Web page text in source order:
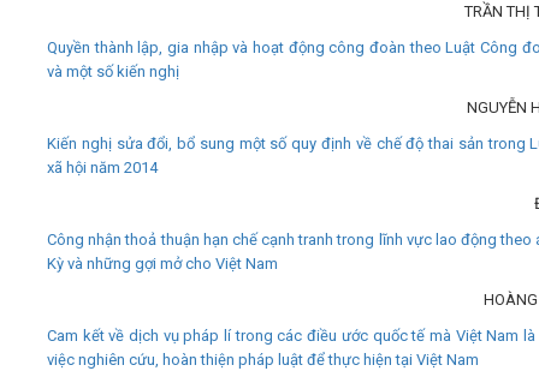
TRẦN THỊ
Quyền thành lập, gia nhập và hoạt động công đoàn theo Luật Công
và một số kiến nghị
NGUYỄN
Kiến nghị sửa đổi, bổ sung một số quy định về chế độ thai sản trong
xã hội năm 2014
Công nhận thoả thuận hạn chế cạnh tranh trong lĩnh vực lao động theo
Kỳ và những gợi mở cho Việt Nam
Cam kết về dịch vụ pháp lí trong các điều ước quốc tế mà Việt Nam là
việc nghiên cứu, hoàn thiện pháp luật để thực hiện tại Việt Nam